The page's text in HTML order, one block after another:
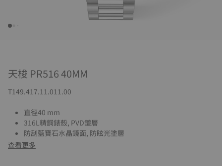
天梭 PR516 40MM
T149.417.11.011.00
直徑40 mm
316L精鋼錶殼, PVD鍍層
防刮藍寶石水晶鏡面, 防眩光塗層
查看更多